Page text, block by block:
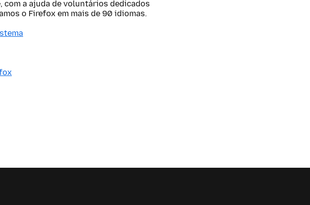
com a ajuda de voluntários dedicados
o Firefox em mais de 90 idiomas.